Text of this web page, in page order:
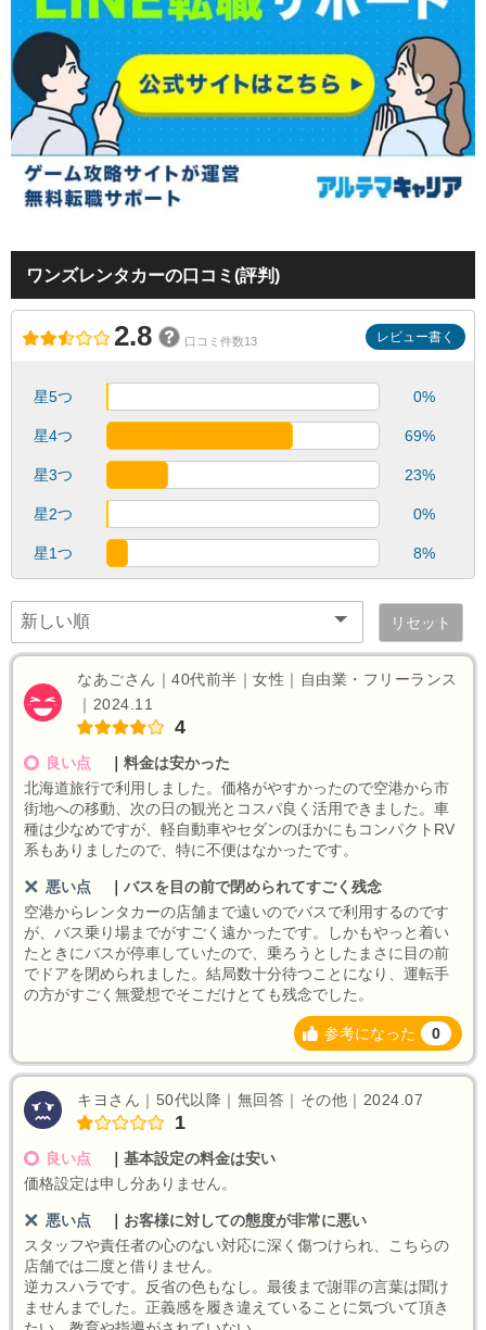
ワンズレンタカーの口コミ(評判)
2.8 口コミ件数13 レビュー書く
星5つ 0%
星4つ 69%
星3つ 23%
星2つ 0%
星1つ 8%
リセット
なあごさん｜40代前半｜女性｜自由業・フリーランス
｜2024.11
4
良い点
料金は安かった
北海道旅行で利用しました。価格がやすかったので空港から市
街地への移動、次の日の観光とコスパ良く活用できました。車
種は少なめですが、軽自動車やセダンのほかにもコンパクトRV
系もありましたので、特に不便はなかったです。
悪い点
バスを目の前で閉められてすごく残念
空港からレンタカーの店舗まで遠いのでバスで利用するのです
が、バス乗り場までがすごく遠かったです。しかもやっと着い
たときにバスが停車していたので、乗ろうとしたまさに目の前
でドアを閉められました。結局数十分待つことになり、運転手
の方がすごく無愛想でそこだけとても残念でした。
参考になった 0
キヨさん｜50代以降｜無回答｜その他｜2024.07
1
良い点
基本設定の料金は安い
価格設定は申し分ありません。
悪い点
お客様に対しての態度が非常に悪い
スタッフや責任者の心のない対応に深く傷つけられ、こちらの
店舗では二度と借りません。
逆カスハラです。反省の色もなし。最後まで謝罪の言葉は聞け
ませんまでした。正義感を履き違えていることに気づいて頂き